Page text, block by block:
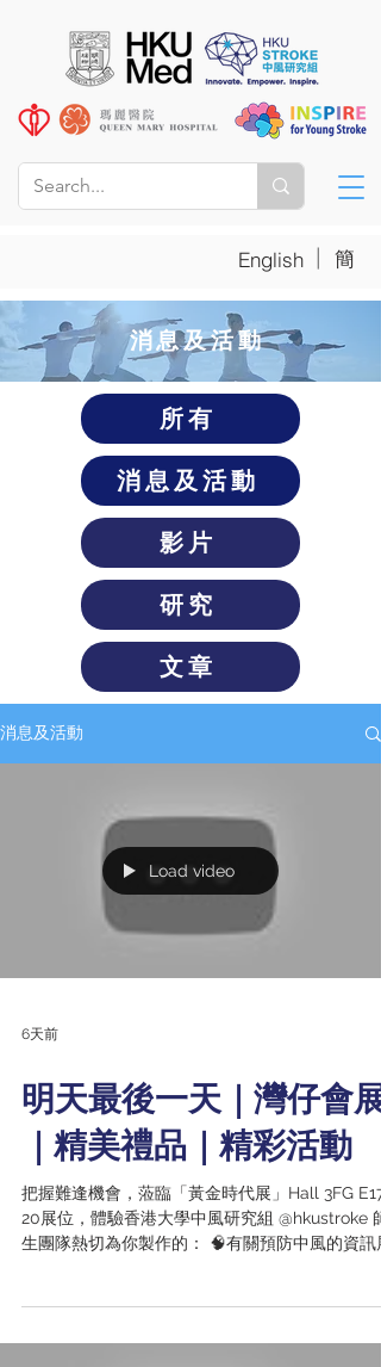
English | 簡
​消息及活動
所有
消息及活動
影片
研究
文章
消息及活動
Load video
6天前
明天最後一天｜灣仔會展
｜精美禮品｜精彩活動
把握難逢機會，蒞臨「黃金時代展」Hall 3FG E17-
20展位，體驗香港大學中風研究組 @hkustroke 師
生團隊熱切為你製作的： 🧠有關預防中風的資訊展
🕹️運動強度體驗區 聽日，灣仔會展見！ #香港大